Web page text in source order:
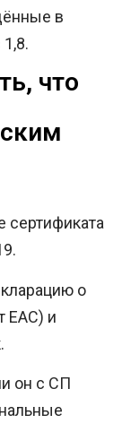
в
что
сертификата
о
EAC) и
он с СП